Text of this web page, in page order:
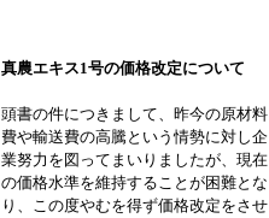
真農エキス1号の価格改定について
頭書の件につきまして、昨今の原材料
費や輸送費の高騰という情勢に対し企
業努力を図ってまいりましたが、現在
の価格水準を維持することが困難とな
り、この度やむを得ず価格改定をさせ